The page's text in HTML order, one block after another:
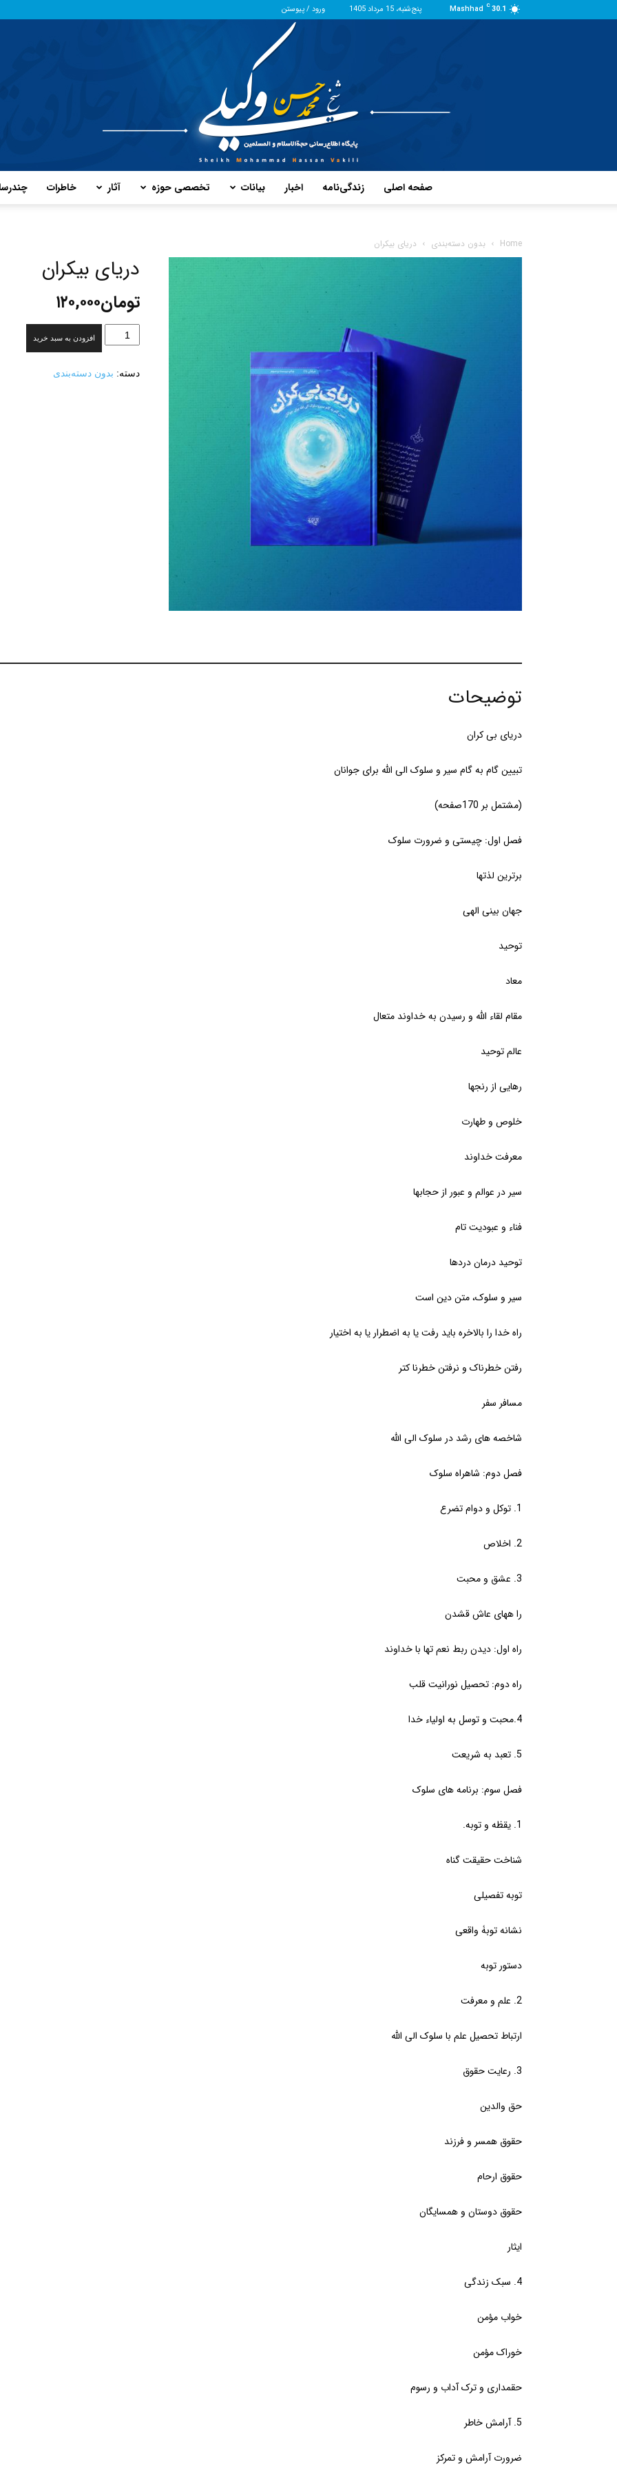
30.1
C
Mashhad پنج‌شنبه، 15 مرداد 1405 ورود / پیوستن
حفظ
استاد
صفحه اصلی زندگی‌نامه اخبار بیانات تخصصی حوزه آثار خاطرات
Home بدون دسته‌بندی دریای بیکران
دریای بیکران
تومان۱۲۰,۰۰۰
دریای
بیکران
افزودن به سبد خرید
دسته: بدون دسته‌بندی
توضیحات
دریای بی کران
تبیین گام به گام سیر و سلوک الی الله برای جوانان
(مشتمل بر 170صفحه)
فصل اول: چیستی و ضرورت سلوک
برترین لذتها
جهان بینی الهی
توحید
معاد
مقام لقاء الله و رسیدن به خداوند متعال
عالم توحید
رهایی از رنجها
خلوص و طهارت
معرفت خداوند
سیر در عوالم و عبور از حجابها
فناء و عبودیت تام
توحید درمان دردها
سیر و سلوک، متن دین است
راه خدا را بالاخره باید رفت یا به اضطرار یا به اختیار
رفتن خطرناک و نرفتن خطرنا کتر
مسافر سفر
شاخصه های رشد در سلوک الی الله
فصل دوم: شاهراه سلوک
1. توکل و دوام تضرع
2. اخلاص
3. عشق و محبت
را ههای عاش قشدن
راه اول: دیدن ربط نعم تها با خداوند
راه دوم: تحصیل نورانیت قلب
4.محبت و توسل به اولیاء خدا
5. تعبد به شریعت
فصل سوم: برنامه های سلوک
1. یقظه و توبه.
شناخت حقیقت گناه
توبه تفصیلی
نشانه توبۀ واقعی
دستور توبه
2. علم و معرفت
ارتباط تحصیل علم با سلوک الی الله
3. رعایت حقوق
حق والدین
حقوق همسر و فرزند
حقوق ارحام
حقوق دوستان و همسایگان
ایثار
4. سبک زندگی
خواب مؤمن
خوراک مؤمن
حقمداری و ترک آداب و رسوم
5. آرامش خاطر
ضرورت آرامش و تمرکز